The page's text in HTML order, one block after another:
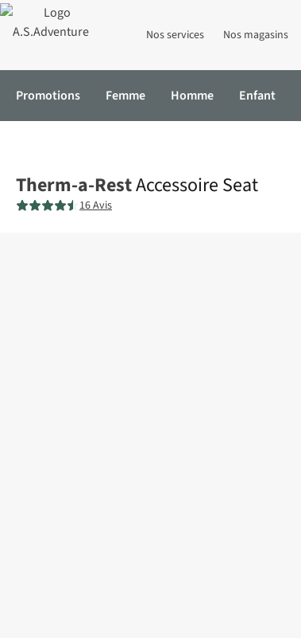
Nos services Nos magasins
Promotions Femme Homme Enfant
Therm-a-RestAccessoire Seat
16 Avis